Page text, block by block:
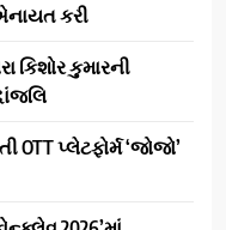
કરી
કિશોર કુમારની
OTT પ્લેટફોર્મ ‘જોજો’